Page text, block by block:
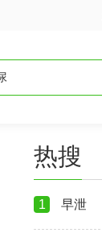
热搜
1 早泄